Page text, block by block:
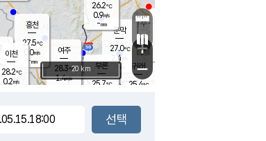
문막
27.0℃
2.4m/s
mm
부론
25.7℃
여주
28.3℃
1.4m/s
26.2℃
0.9m/s
-mm
장호원
흥천
27.5℃
0.0m/s
-mm
m/s
귀래
25.4℃
이천
28.2℃
0.2m/s
+
−
20 km